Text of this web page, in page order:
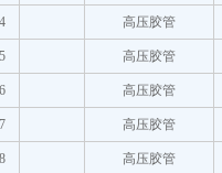
高压胶管
高压胶管
高压胶管
高压胶管
高压胶管